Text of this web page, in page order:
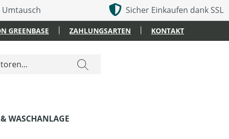
Sicher Einkaufen dank SSL
GREENBASE ZAHLUNGSARTEN KONTAKT
WASCHANLAGE